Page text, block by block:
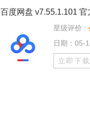
百度网盘 v7.55.1.101 官
星级评价 :
日期：05-
立即下载